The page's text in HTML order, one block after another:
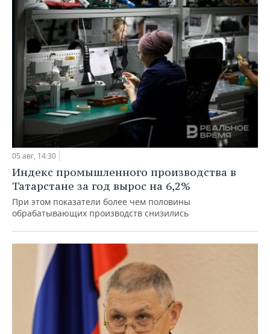
05 авг, 14:30
Индекс промышленного производства в
Татарстане за год вырос на 6,2%
При этом показатели более чем половины
обрабатывающих производств снизились